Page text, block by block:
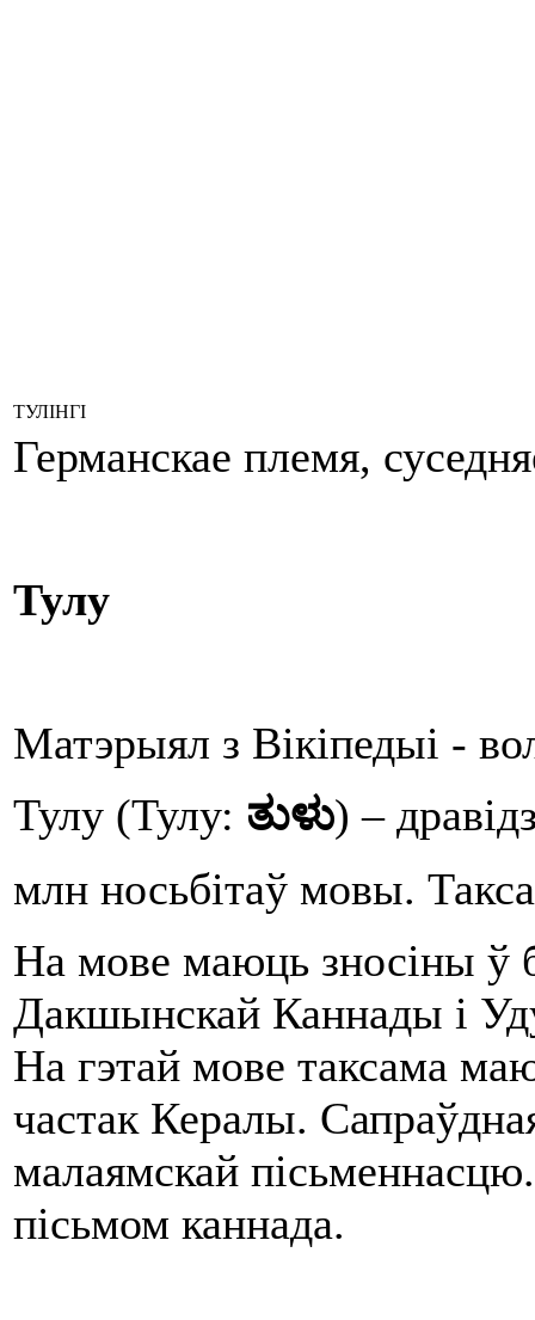
ТУЛІНГІ
Германскае племя,
Тулу
Матэрыял з Вікіпедыі -
Тулу (Тулу: ತುಳು) –
млн носьбітаў мовы.
На мове маюць зносіны ў
Дакшынскай Каннады і
На гэтай мове таксама
частак Кералы.
малаямскай
пісьмом каннада.